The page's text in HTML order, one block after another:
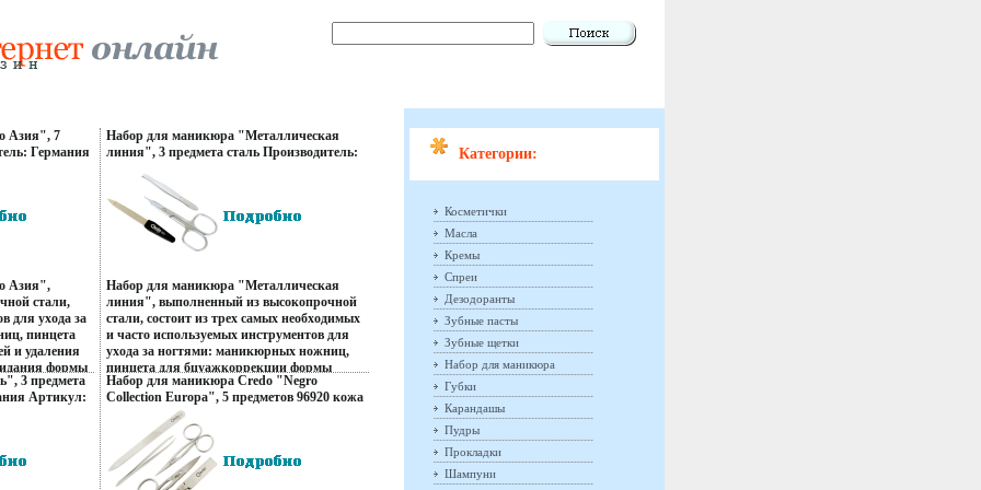
Азия", 7
Германия
Азия",
стали,
для ухода за
пинцета
и удаления
формы
из
на
Набор для
3 предмета
Артикул:
Набор для маникюра "Металлическая
линия", 3 предмета сталь Производитель:
Набор для маникюра "Металлическая
линия", выполненный из высокопрочной
стали, состоит из трех самых необходимых
и часто используемых инструментов для
ухода за ногтями: маникюрных ножниц,
пинцета для бцуажкоррекции формы
бровей и пилочки для придания формы
ногтям На пилочке имеется лопаточка
(пушер) для отодвигания кутикулы
Инструменты хранятся в небольшом чехле
в отдельных кармашках Чехол имеет
внутреннее покрытие из искусственной
замши и закрывается на кнопку
Набор для маникюра Credo "Negro
Collection Europa", 5 предметов 96920 кожа
Производитель: Германия Артикул: 96920
инфо 13885q.
Категории:
Косметички
Масла
Кремы
Спреи
Дезодоранты
Зубные пасты
Зубные щетки
Набор для маникюра
Губки
Карандашы
Пудры
Прокладки
Шампуни